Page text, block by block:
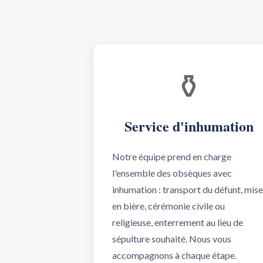
⚱️
Service d'inhumation
Notre équipe prend en charge
l'ensemble des obsèques avec
inhumation : transport du défunt, mise
en bière, cérémonie civile ou
religieuse, enterrement au lieu de
sépulture souhaité. Nous vous
accompagnons à chaque étape.